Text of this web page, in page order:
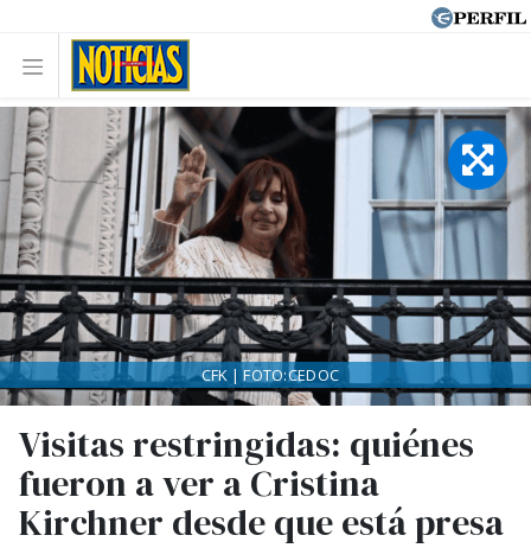
Visitas restringidas: quiénes
fueron a ver a Cristina
Kirchner desde que está presa
CFK | FOTO:CEDOC